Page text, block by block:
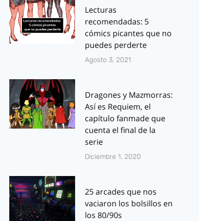
Lecturas
recomendadas: 5
cómics picantes que no
puedes perderte
Agosto 3, 2021
Dragones y Mazmorras:
Así es Requiem, el
capítulo fanmade que
cuenta el final de la
serie
Diciembre 1, 2020
25 arcades que nos
vaciaron los bolsillos en
los 80/90s